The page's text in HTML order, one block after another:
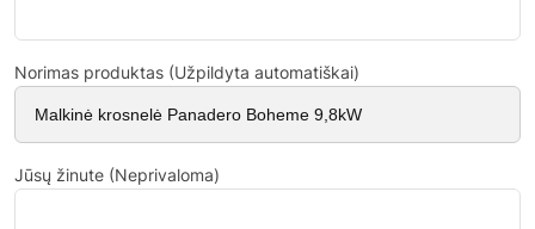
Norimas produktas (Užpildyta automatiškai)
Jūsų žinute (Neprivaloma)